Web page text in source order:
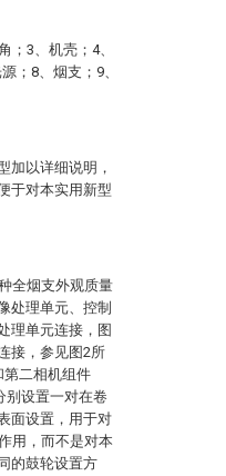
；3、机壳；4、
；8、烟支；9、
加以详细说明，
于对本实用新型
全烟支外观质量
处理单元、控制
理单元连接，图
接，参见图2所
第二相机组件
别设置一对在卷
面设置，用于对
用，而不是对本
的鼓轮设置方